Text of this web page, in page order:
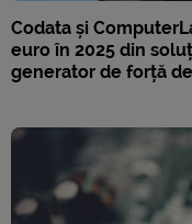
Codata și
euro în 2025 din
generator de forță